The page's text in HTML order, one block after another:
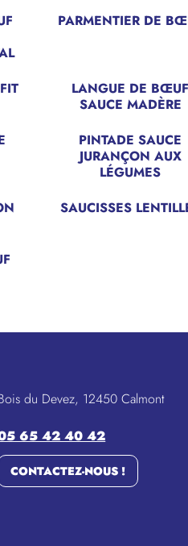
PARMENTIER DE
LANGUE DE BŒUF
SAUCE MADÈRE
PINTADE SAUCE
JURANÇON AUX
LÉGUMES
SAUCISSES
du Devez, 12450 Calmont
65 42 40 42
CONTACTEZ-NOUS !